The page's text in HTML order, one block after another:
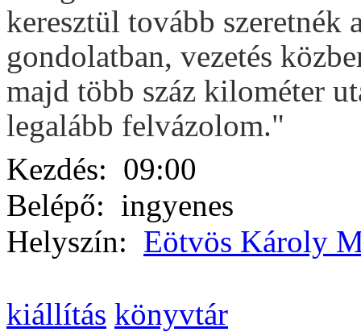
keresztül tovább szeretnék
gondolatban, vezetés
majd több száz kilométer
legalább felvázolom."
Kezdés: 09:00
Belépő: ingyenes
Helyszín: Eötvös Károly
kiállítás könyvtár